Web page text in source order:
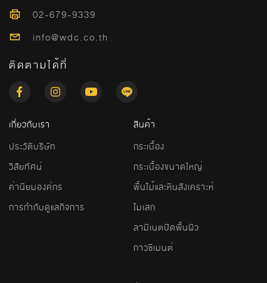
02-679-9339
info@wdc.co.th
ติดตามได้ที่
เกี่ยวกับเรา
ประวัติบริษัท
วิสัยทัศน์
ค่านิยมองค์กร
การกำกับดูแลกิจการ
สินค้า
กระเบื้อง
กระเบื้องขนาดใหญ่
พื้นไม้และหินสังเคราะห์
โมเสก
ลามิเนตปิดพื้นผิว
กาวซีเมนต์